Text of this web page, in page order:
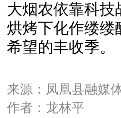
大烟农依靠科
烘烤下化作缕
希望的丰收季。
来源：凤凰县融媒
作者：龙林平